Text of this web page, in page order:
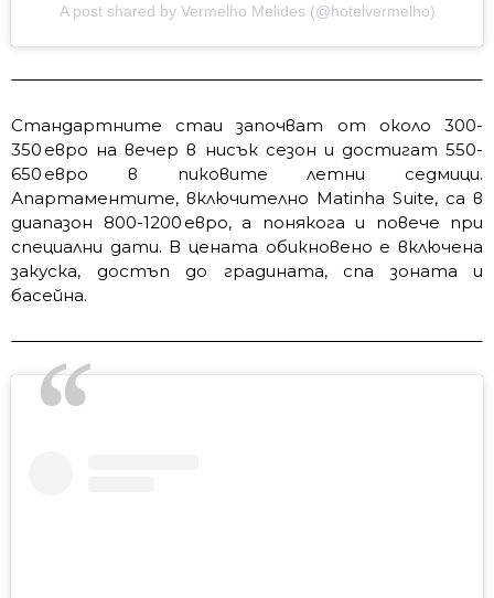
A post shared by Vermelho Melides (@hotelvermelho)
Стандартните стаи започват от около 300-
350 евро на вечер в нисък сезон и достигат 550-
650 евро в пиковите летни седмици.
Апартаментите, включително Matinha Suite, са в
диапазон 800-1200 евро, а понякога и повече при
специални дати. В цената обикновено е включена
закуска, достъп до градината, спа зоната и
басейна.